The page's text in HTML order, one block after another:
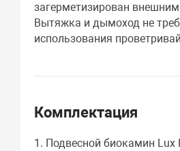
загерметизирован
Вытяжка и дымоход не
использования
Комплектация
1. Подвесной биокамин Lux